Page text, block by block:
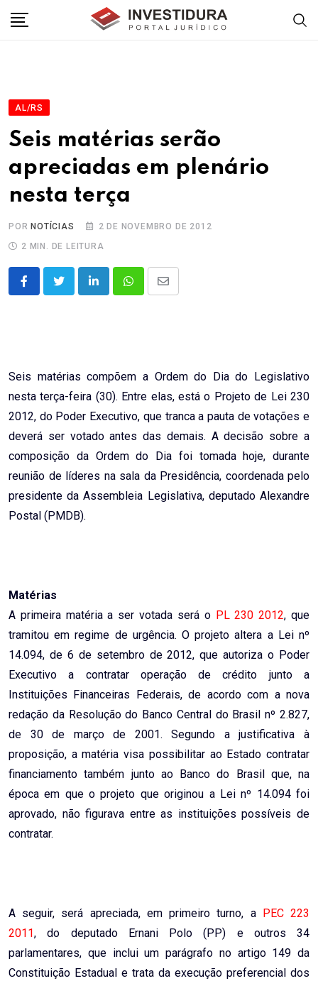
AL/RS
Seis matérias serão
apreciadas em plenário
nesta terça
POR NOTÍCIAS
2 DE NOVEMBRO DE 2012
2 MIN. DE LEITURA
LinkedInWhatsappShare
Seis matérias compõem a Ordem do Dia do Legislativo
nesta terça-feira (30). Entre elas, está o Projeto de Lei 230
2012, do Poder Executivo, que tranca a pauta de votações e
deverá ser votado antes das demais. A decisão sobre a
composição da Ordem do Dia foi tomada hoje, durante
reunião de líderes na sala da Presidência, coordenada pelo
presidente da Assembleia Legislativa, deputado Alexandre
Postal (PMDB).
Matérias
A primeira matéria a ser votada será o PL 230 2012, que
tramitou em regime de urgência. O projeto altera a Lei nº
14.094, de 6 de setembro de 2012, que autoriza o Poder
Executivo a contratar operação de crédito junto a
Instituições Financeiras Federais, de acordo com a nova
redação da Resolução do Banco Central do Brasil nº 2.827,
de 30 de março de 2001. Segundo a justificativa à
proposição, a matéria visa possibilitar ao Estado contratar
financiamento também junto ao Banco do Brasil que, na
época em que o projeto que originou a Lei nº 14.094 foi
aprovado, não figurava entre as instituições possíveis de
contratar.
A seguir, será apreciada, em primeiro turno, a
PEC 223
2011, do deputado Ernani Polo (PP) e outros 34
parlamentares, que inclui um parágrafo no artigo 149 da
Constituição Estadual e trata da execução preferencial dos